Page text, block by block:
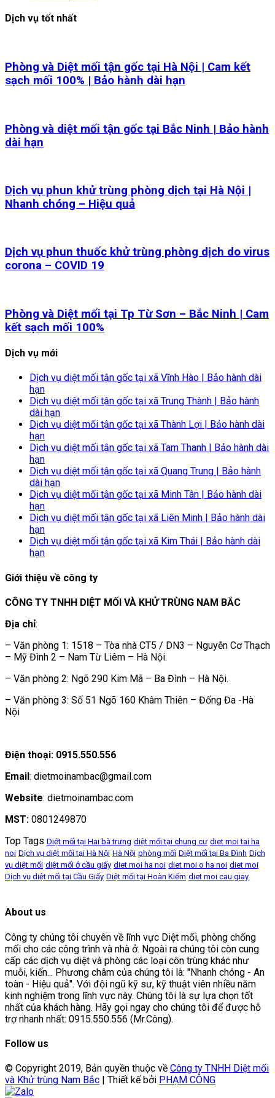
Dịch vụ tốt nhất
Phòng và Diệt mối tận gốc tại Hà Nội | Cam kết
sạch mối 100% | Bảo hành dài hạn
Phòng và diệt mối tận gốc tại Bắc Ninh | Bảo hành
dài hạn
Dịch vụ phun khử trùng phòng dịch tại Hà Nội |
Nhanh chóng – Hiệu quả
Dịch vụ phun thuốc khử trùng phòng dịch do virus
corona – COVID 19
Phòng và Diệt mối tại Tp Từ Sơn – Bắc Ninh | Cam
kết sạch mối 100%
Dịch vụ mới
Dịch vụ diệt mối tận gốc tại xã Vĩnh Hào | Bảo hành dài
hạn
Dịch vụ diệt mối tận gốc tại xã Trung Thành | Bảo hành
dài hạn
Dịch vụ diệt mối tận gốc tại xã Thành Lợi | Bảo hành dài
hạn
Dịch vụ diệt mối tận gốc tại xã Tam Thanh | Bảo hành dài
hạn
Dịch vụ diệt mối tận gốc tại xã Quang Trung | Bảo hành
dài hạn
Dịch vụ diệt mối tận gốc tại xã Minh Tân | Bảo hành dài
hạn
Dịch vụ diệt mối tận gốc tại xã Liên Minh | Bảo hành dài
hạn
Dịch vụ diệt mối tận gốc tại xã Kim Thái | Bảo hành dài
hạn
Giới thiệu về công ty
CÔNG TY TNHH DIỆT MỐI VÀ KHỬ TRÙNG NAM BẮC
Địa chỉ:
– Văn phòng 1: 1518 – Tòa nhà CT5 / DN3 – Nguyễn Cơ Thạch
– Mỹ Đình 2 – Nam Từ Liêm – Hà Nội.
– Văn phòng 2: Ngõ 290 Kim Mã – Ba Đình – Hà Nội.
– Văn phòng 3: Số 51 Ngõ 160 Khâm Thiên – Đống Đa -Hà
Nội
Điện thoại: 0915.550.556
Email: dietmoinambac@gmail.com
Website: dietmoinambac.com
MST: 0801249870
Top Tags Diệt mối tại Hai bà trưng diệt mối tại chung cư diet moi tai ha
noi Dịch vụ diệt mối tại Hà Nội Hà Nội phòng mối Diệt mối tại Ba Đình Dịch
vụ diệt mối diệt mối ở cầu giấy diet moi ha noi diet moi o ha noi diet moi
Dịch vụ diệt mối tại Cầu Giấy Diệt mối tại Hoàn Kiếm diet moi cau giay
About us
Công ty chúng tôi chuyên về lĩnh vực Diệt mối, phòng chống
mối cho các công trình và nhà ở. Ngoài ra chúng tôi còn cung
cấp các dịch vụ diệt và phòng các loại côn trùng khác như
muỗi, kiến... Phương châm của chúng tôi là: "Nhanh chóng - An
toàn - Hiệu quả". Với đội ngũ kỹ sư, kỹ thuật viên nhiều năm
kinh nghiệm trong lĩnh vực này. Chúng tôi là sự lựa chọn tốt
nhất của khách hàng. Hãy gọi ngay cho chúng tôi để được hỗ
trợ nhanh nhất: 0915.550.556 (Mr.Công).
Follow us
© Copyright 2019, Bản quyền thuộc về Công ty TNHH Diệt mối
và Khử trùng Nam Bắc | Thiết kế bởi PHẠM CÔNG